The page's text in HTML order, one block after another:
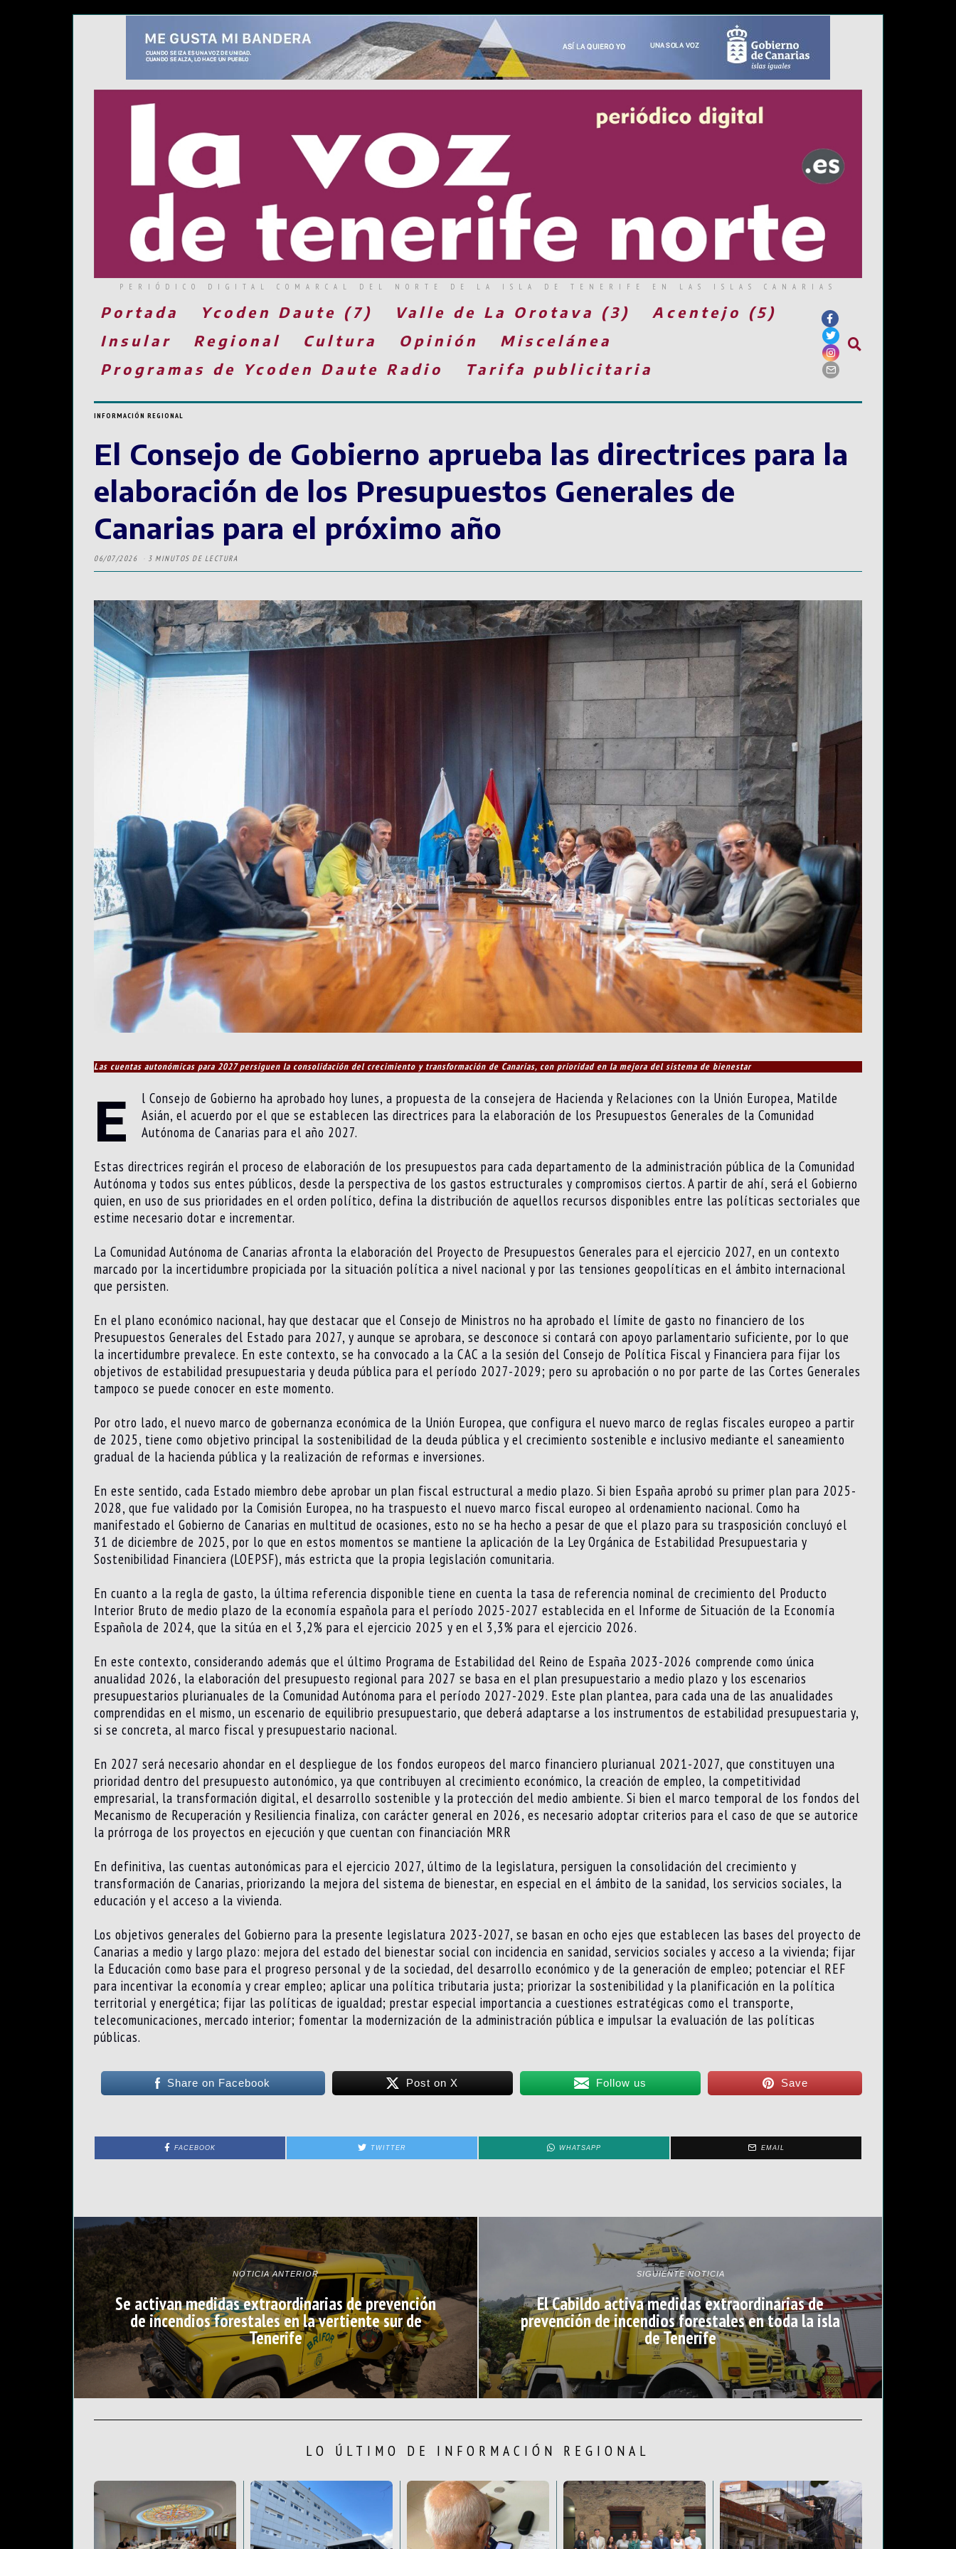
PERIÓDICO DIGITAL COMARCAL DEL NORTE DE LA ISLA DE TENERIFE EN LAS ISLAS CANARIAS
Portada Ycoden Daute (7) Valle de La Orotava (3)
Acentejo (5)
Insular
Regional Cultura Opinión
Miscelánea
Programas de Ycoden Daute Radio
Tarifa publicitaria
INFORMACIÓN REGIONAL
El Consejo de Gobierno aprueba las directrices para la
elaboración de los Presupuestos Generales de
Canarias para el próximo año
06/07/2026 3 MINUTOS DE LECTURA
Las cuentas autonómicas para 2027 persiguen la consolidación del crecimiento y transformación de Canarias, con prioridad en la mejora del sistema de bienestar
E
l Consejo de Gobierno ha aprobado hoy lunes, a propuesta de la consejera de Hacienda y Relaciones con la Unión Europea, Matilde
Asián, el acuerdo por el que se establecen las directrices para la elaboración de los Presupuestos Generales de la Comunidad
Autónoma de Canarias para el año 2027.
Estas directrices regirán el proceso de elaboración de los presupuestos para cada departamento de la administración pública de la Comunidad
Autónoma y todos sus entes públicos, desde la perspectiva de los gastos estructurales y compromisos ciertos. A partir de ahí, será el Gobierno
quien, en uso de sus prioridades en el orden político, defina la distribución de aquellos recursos disponibles entre las políticas sectoriales que
estime necesario dotar e incrementar.
La Comunidad Autónoma de Canarias afronta la elaboración del Proyecto de Presupuestos Generales para el ejercicio 2027, en un contexto
marcado por la incertidumbre propiciada por la situación política a nivel nacional y por las tensiones geopolíticas en el ámbito internacional
que persisten.
En el plano económico nacional, hay que destacar que el Consejo de Ministros no ha aprobado el límite de gasto no financiero de los
Presupuestos Generales del Estado para 2027, y aunque se aprobara, se desconoce si contará con apoyo parlamentario suficiente, por lo que
la incertidumbre prevalece. En este contexto, se ha convocado a la CAC a la sesión del Consejo de Política Fiscal y Financiera para fijar los
objetivos de estabilidad presupuestaria y deuda pública para el período 2027-2029; pero su aprobación o no por parte de las Cortes Generales
tampoco se puede conocer en este momento.
Por otro lado, el nuevo marco de gobernanza económica de la Unión Europea, que configura el nuevo marco de reglas fiscales europeo a partir
de 2025, tiene como objetivo principal la sostenibilidad de la deuda pública y el crecimiento sostenible e inclusivo mediante el saneamiento
gradual de la hacienda pública y la realización de reformas e inversiones.
En este sentido, cada Estado miembro debe aprobar un plan fiscal estructural a medio plazo. Si bien España aprobó su primer plan para 2025-
2028, que fue validado por la Comisión Europea, no ha traspuesto el nuevo marco fiscal europeo al ordenamiento nacional. Como ha
manifestado el Gobierno de Canarias en multitud de ocasiones, esto no se ha hecho a pesar de que el plazo para su trasposición concluyó el
31 de diciembre de 2025, por lo que en estos momentos se mantiene la aplicación de la Ley Orgánica de Estabilidad Presupuestaria y
Sostenibilidad Financiera (LOEPSF), más estricta que la propia legislación comunitaria.
En cuanto a la regla de gasto, la última referencia disponible tiene en cuenta la tasa de referencia nominal de crecimiento del Producto
Interior Bruto de medio plazo de la economía española para el período 2025-2027 establecida en el Informe de Situación de la Economía
Española de 2024, que la sitúa en el 3,2% para el ejercicio 2025 y en el 3,3% para el ejercicio 2026.
En este contexto, considerando además que el último Programa de Estabilidad del Reino de España 2023-2026 comprende como única
anualidad 2026, la elaboración del presupuesto regional para 2027 se basa en el plan presupuestario a medio plazo y los escenarios
presupuestarios plurianuales de la Comunidad Autónoma para el período 2027-2029. Este plan plantea, para cada una de las anualidades
comprendidas en el mismo, un escenario de equilibrio presupuestario, que deberá adaptarse a los instrumentos de estabilidad presupuestaria y,
si se concreta, al marco fiscal y presupuestario nacional.
En 2027 será necesario ahondar en el despliegue de los fondos europeos del marco financiero plurianual 2021-2027, que constituyen una
prioridad dentro del presupuesto autonómico, ya que contribuyen al crecimiento económico, la creación de empleo, la competitividad
empresarial, la transformación digital, el desarrollo sostenible y la protección del medio ambiente. Si bien el marco temporal de los fondos del
Mecanismo de Recuperación y Resiliencia finaliza, con carácter general en 2026, es necesario adoptar criterios para el caso de que se autorice
la prórroga de los proyectos en ejecución y que cuentan con financiación MRR
En definitiva, las cuentas autonómicas para el ejercicio 2027, último de la legislatura, persiguen la consolidación del crecimiento y
transformación de Canarias, priorizando la mejora del sistema de bienestar, en especial en el ámbito de la sanidad, los servicios sociales, la
educación y el acceso a la vivienda.
Los objetivos generales del Gobierno para la presente legislatura 2023-2027, se basan en ocho ejes que establecen las bases del proyecto de
Canarias a medio y largo plazo: mejora del estado del bienestar social con incidencia en sanidad, servicios sociales y acceso a la vivienda; fijar
la Educación como base para el progreso personal y de la sociedad, del desarrollo económico y de la generación de empleo; potenciar el REF
para incentivar la economía y crear empleo; aplicar una política tributaria justa; priorizar la sostenibilidad y la planificación en la política
territorial y energética; fijar las políticas de igualdad; prestar especial importancia a cuestiones estratégicas como el transporte,
telecomunicaciones, mercado interior; fomentar la modernización de la administración pública e impulsar la evaluación de las políticas
públicas.
Share on Facebook Post on X Follow us Save
FACEBOOK TWITTER WHATSAPP EMAIL
NOTICIA ANTERIOR
Se activan medidas extraordinarias de prevención
de incendios forestales en la vertiente sur de
Tenerife
SIGUIENTE NOTICIA
El Cabildo activa medidas extraordinarias de
prevención de incendios forestales en toda la isla
de Tenerife
LO ÚLTIMO DE INFORMACIÓN REGIONAL